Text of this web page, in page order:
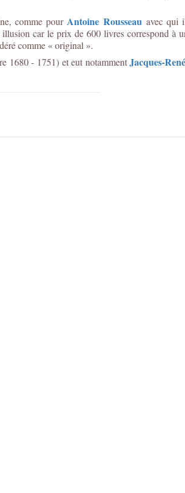
comme pour Antoine Rousseau avec qui
car le prix de 600 livres correspond à
comme « original ».
1680 - 1751) et eut notammentJacques-